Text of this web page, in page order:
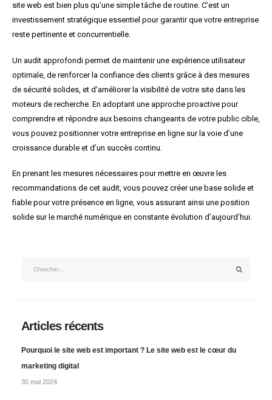
site web est bien plus qu’une simple tâche de routine. C’est un
investissement stratégique essentiel pour garantir que votre entreprise
reste pertinente et concurrentielle.
Un audit approfondi permet de maintenir une expérience utilisateur
optimale, de renforcer la confiance des clients grâce à des mesures
de sécurité solides, et d’améliorer la visibilité de votre site dans les
moteurs de recherche. En adoptant une approche proactive pour
comprendre et répondre aux besoins changeants de votre public cible,
vous pouvez positionner votre entreprise en ligne sur la voie d’une
croissance durable et d’un succès continu.
En prenant les mesures nécessaires pour mettre en œuvre les
recommandations de cet audit, vous pouvez créer une base solide et
fiable pour votre présence en ligne, vous assurant ainsi une position
solide sur le marché numérique en constante évolution d’aujourd’hui.
Articles récents
Pourquoi le site web est important ? Le site web est le cœur du
marketing digital
30 mai 2024